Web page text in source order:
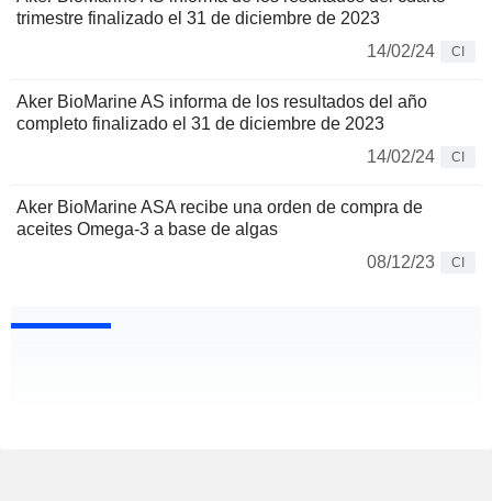
trimestre finalizado el 31 de diciembre de 2023
14/02/24
CI
Aker BioMarine AS informa de los resultados del año
completo finalizado el 31 de diciembre de 2023
14/02/24
CI
Aker BioMarine ASA recibe una orden de compra de
aceites Omega-3 a base de algas
08/12/23
CI